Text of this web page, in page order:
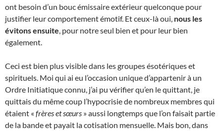
ont besoin d’un bouc émissaire extérieur quelconque pour
justifier leur comportement émotif. Et ceux-là oui, nous les
évitons ensuite , pour notre seul bien et pour leur bien
également.
Ceci est bien plus visible dans les groupes ésotériques et
spirituels. Moi qui ai eu l’occasion unique d’appartenir à un
Ordre Initiatique connu, j’ai pu vérifier qu’en le quittant, je
quittais du même coup l’hypocrisie de nombreux membres qui
étaient « frères et sœurs » aussi longtemps que l’on faisait partie
de la bande et payait la cotisation mensuelle. Mais bon, dans